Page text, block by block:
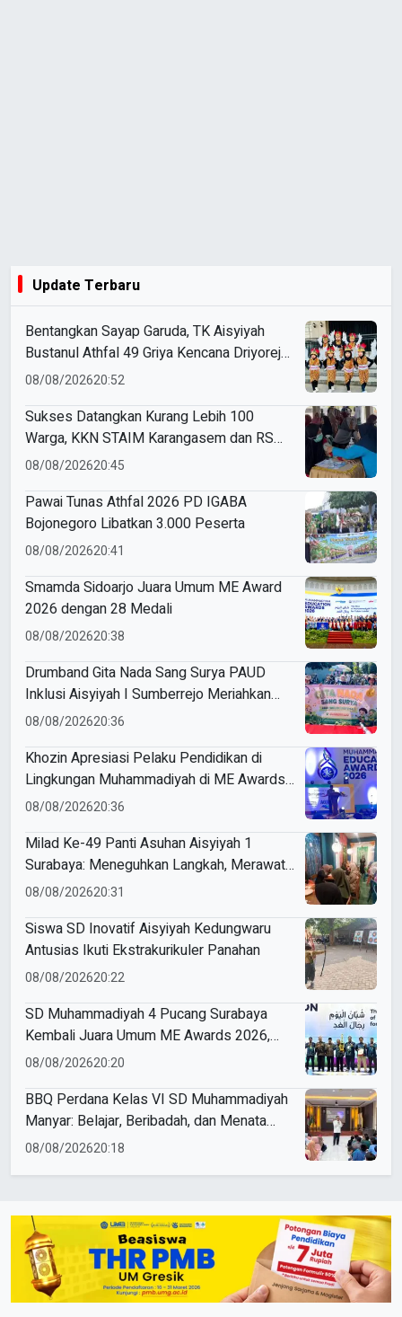
Update Terbaru
Bentangkan Sayap Garuda, TK Aisyiyah
Bustanul Athfal 49 Griya Kencana Driyorejo
Perdana Ikut Karnaval Budaya di
08/08/202620:52
Sukses Datangkan Kurang Lebih 100
Warga, KKN STAIM Karangasem dan RS
Arsy Gelar Cek Kesehatan Gratis di
08/08/202620:45
Pawai Tunas Athfal 2026 PD IGABA
Bojonegoro Libatkan 3.000 Peserta
08/08/202620:41
Smamda Sidoarjo Juara Umum ME Award
2026 dengan 28 Medali
08/08/202620:38
Drumband Gita Nada Sang Surya PAUD
Inklusi Aisyiyah I Sumberrejo Meriahkan
Pawai Tunas Athfal Bojonegoro
08/08/202620:36
Khozin Apresiasi Pelaku Pendidikan di
Lingkungan Muhammadiyah di ME Awards
2026
08/08/202620:36
Milad Ke-49 Panti Asuhan Aisyiyah 1
Surabaya: Meneguhkan Langkah, Merawat
Amanah
08/08/202620:31
Siswa SD Inovatif Aisyiyah Kedungwaru
Antusias Ikuti Ekstrakurikuler Panahan
08/08/202620:22
SD Muhammadiyah 4 Pucang Surabaya
Kembali Juara Umum ME Awards 2026,
Borong 31 Medali
08/08/202620:20
BBQ Perdana Kelas VI SD Muhammadiyah
Manyar: Belajar, Beribadah, dan Menata
Langkah Raih Prestasi
08/08/202620:18